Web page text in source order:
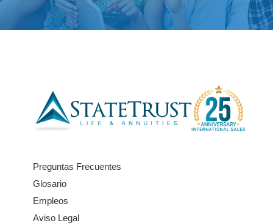
Preguntas Frecuentes
Glosario
Empleos
Aviso Legal